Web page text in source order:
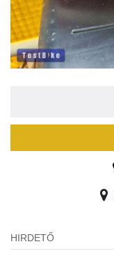
HIRDETŐ